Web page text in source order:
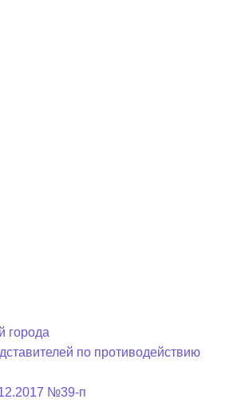
города
по противодействию
№39-п